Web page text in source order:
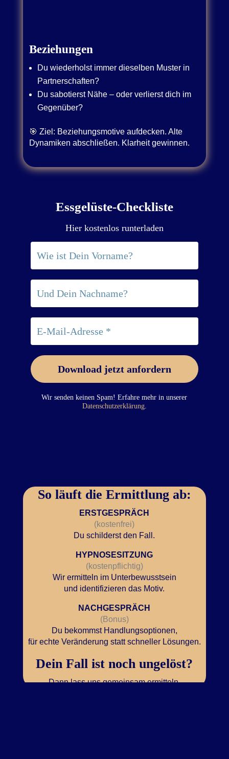
Beziehungen
Du wiederholst immer dieselben Muster in
Partnerschaften?
Du sabotierst Nähe – oder verlierst dich im
Gegenüber?
🎯 Ziel: Beziehungsmotive aufdecken. Alte
Dynamiken abschließen. Klarheit gewinnen.
Essgelüste-Checkliste
Hier kostenlos runterladen
Wir senden keinen Spam! Erfahre mehr in unserer
Datenschutzerklärung.
So läuft die Ermittlung ab:
ERSTGESPRÄCH
(kostenfrei)
Du schilderst den Fall.
HYPNOSESITZUNG
(kostenpflichtig)
Wir ermitteln im Unterbewusstsein
und identifizieren das Motiv.
NACHGESPRÄCH
(Bonus)
Du bekommst Handlungsoptionen,
für echte Veränderung statt schneller Lösungen.
Dein Fall ist noch ungelöst?
Dann lass uns gemeinsam ermitteln.